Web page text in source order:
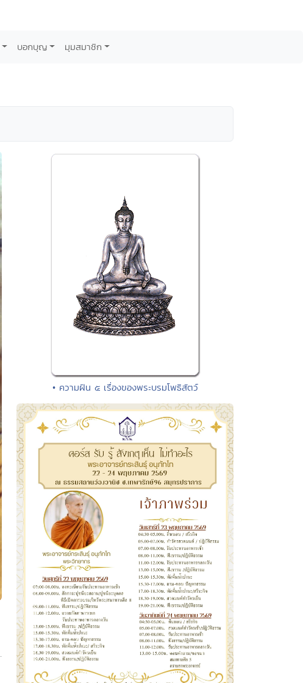
บอกบุญ มุมสมาชิก
• ความฝัน ๕ เรื่องของพระบรมโพธิสัตว์